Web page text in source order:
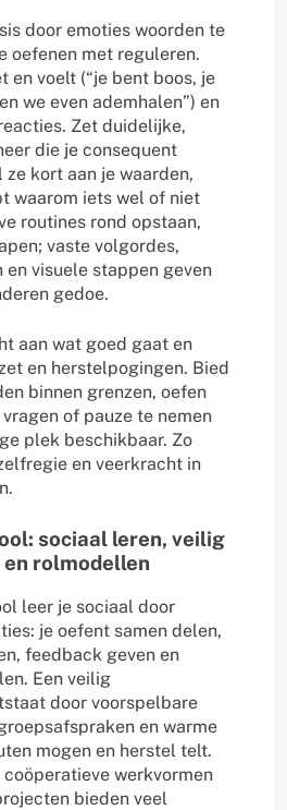
door emoties woorden te
oefenen met reguleren.
en voelt (“je bent boos, je
we even ademhalen”) en
Zet duidelijke,
die je consequent
kort aan je waarden,
waarom iets wel of niet
routines rond opstaan,
vaste volgordes,
visuele stappen geven
gedoe.
aan wat goed gaat en
en herstelpogingen. Bied
binnen grenzen, oefen
of pauze te nemen
plek beschikbaar. Zo
en veerkracht in
sociaal leren, veilig
rolmodellen
leer je sociaal door
je oefent samen delen,
feedback geven en
Een veilig
door voorspelbare
en warme
mogen en herstel telt.
werkvormen
bieden veel